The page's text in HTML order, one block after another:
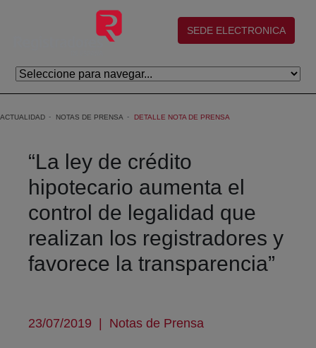
Skip to Main Content
(abre en nueva ventana)
SEDE ELECTRONICA
ACTUALIDAD NOTAS DE PRENSA DETALLE NOTA DE PRENSA
“La ley de crédito
hipotecario aumenta el
control de legalidad que
realizan los registradores y
favorece la transparencia”
23/07/2019 | Notas de Prensa